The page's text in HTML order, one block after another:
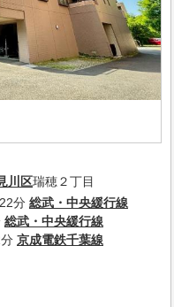
川区瑞穂２丁目
分 総武・中央緩行線
総武・中央緩行線
京成電鉄千葉線